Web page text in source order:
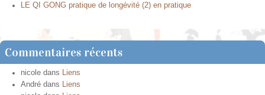
LE QI GONG pratique de longévité (2) en pratique
Commentaires récents
nicole dans Liens
André dans Liens